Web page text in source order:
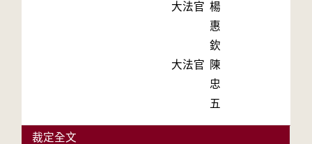
大法官 楊
惠
欽
大法官
陳
忠
五
裁定全文